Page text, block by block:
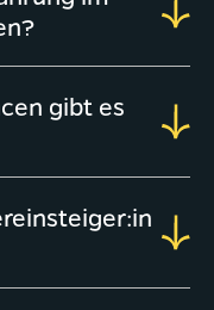
gibt es